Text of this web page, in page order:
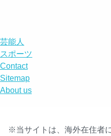
芸能人
スポーツ
Contact
Sitemap
About us
※当サイトは、海外在住者